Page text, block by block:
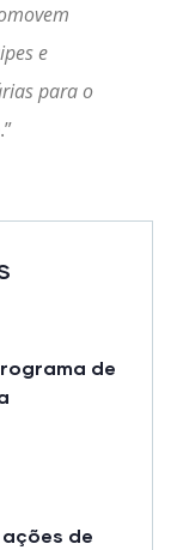
e
para o
.”
de
ações de